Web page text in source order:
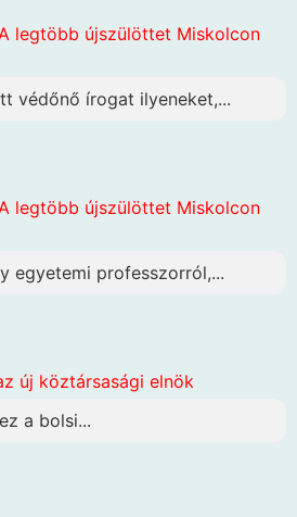
legtöbb újszülöttet Miskolcon
védőnő írogat ilyeneket,...
legtöbb újszülöttet Miskolcon
egyetemi professzorról,...
új köztársasági elnök
a bolsi...